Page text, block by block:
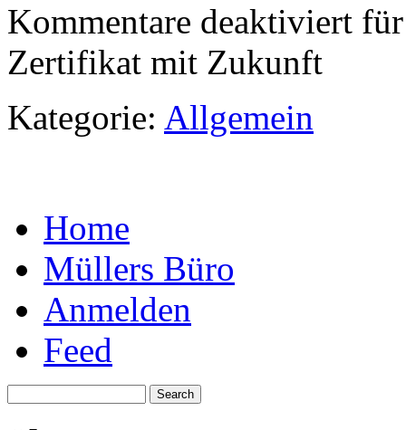
Kommentare deaktiviert
Zertifikat mit Zukunft
Kategorie: Allgemein
Home
Müllers Büro
Anmelden
Feed